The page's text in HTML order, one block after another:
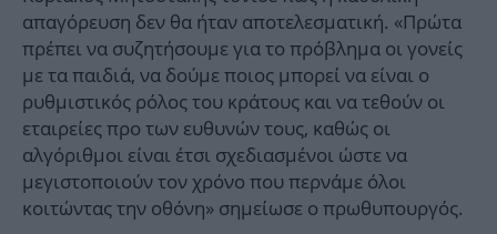
απαγόρευση δεν θα ήταν αποτελεσματική. «Πρώτα
πρέπει να συζητήσουμε για το πρόβλημα οι γονείς
με τα παιδιά, να δούμε ποιος μπορεί να είναι ο
ρυθμιστικός ρόλος του κράτους και να τεθούν οι
εταιρείες προ των ευθυνών τους, καθώς οι
αλγόριθμοι είναι έτσι σχεδιασμένοι ώστε να
μεγιστοποιούν τον χρόνο που περνάμε όλοι
κοιτώντας την οθόνη» σημείωσε ο πρωθυπουργός.